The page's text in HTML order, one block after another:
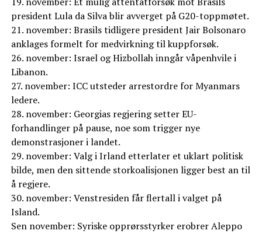
president Lula da Silva blir avverget på G20-toppmøtet.
21. november: Brasils tidligere president Jair Bolsonaro
anklages formelt for medvirkning til kuppforsøk.
26. november: Israel og Hizbollah inngår våpenhvile i
Libanon.
27. november: ICC utsteder arrestordre for Myanmars
ledere.
28. november: Georgias regjering setter EU-
forhandlinger på pause, noe som trigger nye
demonstrasjoner i landet.
29. november: Valg i Irland etterlater et uklart politisk
bilde, men den sittende storkoalisjonen ligger best an til
å regjere.
30. november: Venstresiden får flertall i valget på
Island.
Sen november: Syriske opprørsstyrker erobrer Aleppo